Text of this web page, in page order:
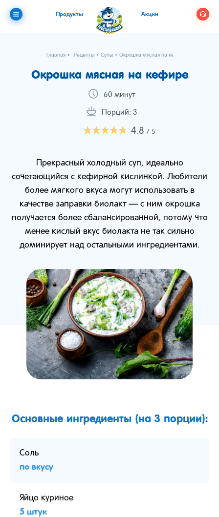
Продукты Акции
Главная Рецепты Супы Окрошка мясная на кефире
Окрошка мясная на кефире
60 минут
Порций: 3
4.8 / 5
Прекрасный холодный суп, идеально
сочетающийся с кефирной кислинкой. Любители
более мягкого вкуса могут использовать в
качестве заправки биолакт — с ним окрошка
получается более сбалансированной, потому что
менее кислый вкус биолакта не так сильно
доминирует над остальными ингредиентами.
Основные ингредиенты (на 3 порции):
Соль
по вкусу
Яйцо куриное
5 штук